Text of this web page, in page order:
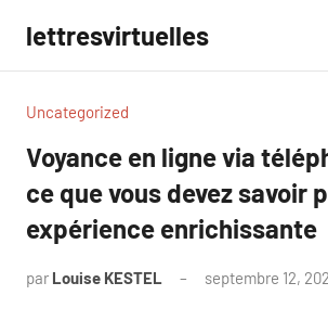
contenu
lettresvirtuelles
Uncategorized
Voyance en ligne via
ce que vous devez savoir
expérience enrichissante
par Louise KESTEL septembre 12,